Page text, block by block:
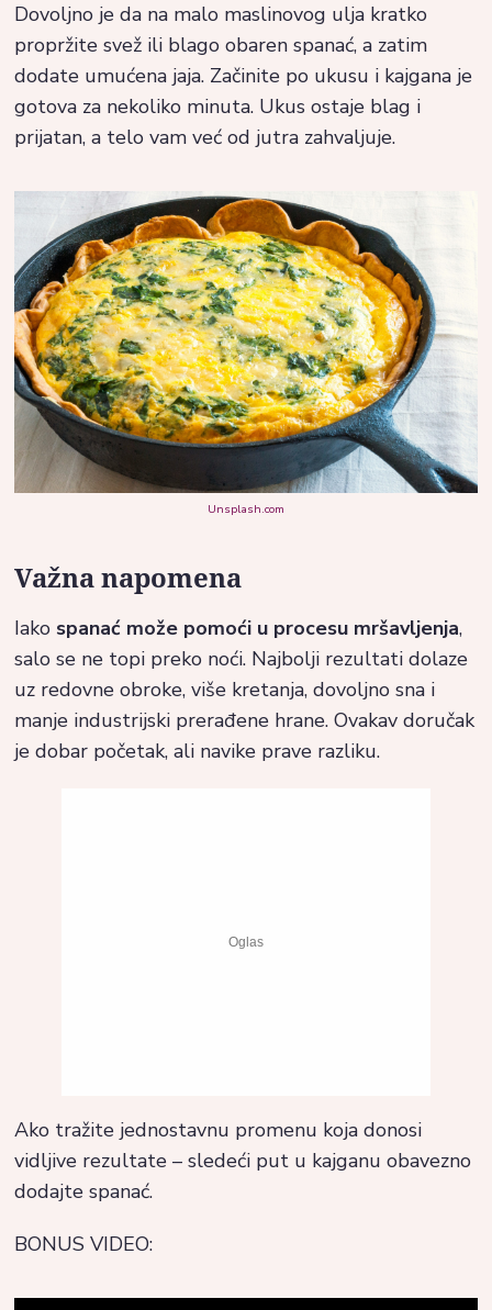
Dovoljno je da na malo maslinovog ulja kratko
propržite svež ili blago obaren spanać, a zatim
dodate umućena jaja. Začinite po ukusu i kajgana je
gotova za nekoliko minuta. Ukus ostaje blag i
prijatan, a telo vam već od jutra zahvaljuje.
Unsplash.com
Važna napomena
Iako spanać može pomoći u procesu mršavljenja,
salo se ne topi preko noći. Najbolji rezultati dolaze
uz redovne obroke, više kretanja, dovoljno sna i
manje industrijski prerađene hrane. Ovakav doručak
je dobar početak, ali navike prave razliku.
Ako tražite jednostavnu promenu koja donosi
vidljive rezultate – sledeći put u kajganu obavezno
dodajte spanać.
BONUS VIDEO: